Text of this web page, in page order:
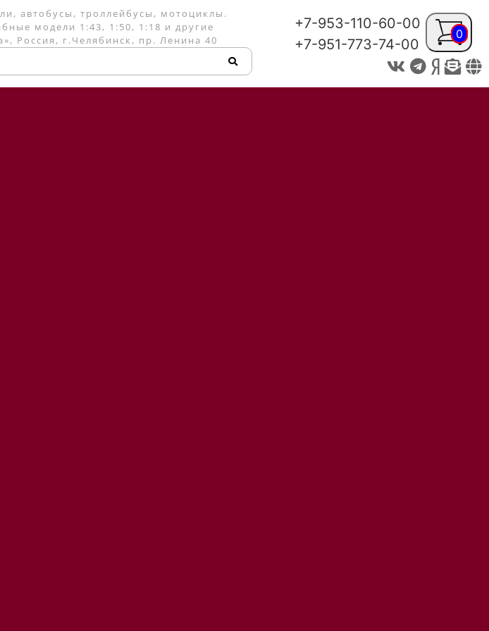
автобусы, троллейбусы, мотоциклы.
модели 1:43, 1:50, 1:18 и другие
Россия, г.Челябинск, пр. Ленина 40
+7-953-110-60-00
+7-951-773-74-00
0